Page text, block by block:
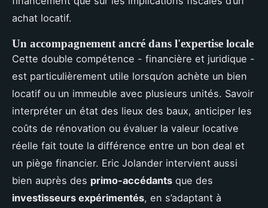
achat locatif.
Un accompagnement ancré dans l'expertise locale
Cette double compétence - financière et juridique -
est particulièrement utile lorsqu’on achète un bien
locatif ou un immeuble avec plusieurs unités. Savoir
interpréter un état des lieux des baux, anticiper les
coûts de rénovation ou évaluer la valeur locative
réelle fait toute la différence entre un bon deal et
un piège financier. Eric Jolander intervient aussi
bien auprès des primo-accédants que des
investisseurs expérimentés, en s’adaptant à